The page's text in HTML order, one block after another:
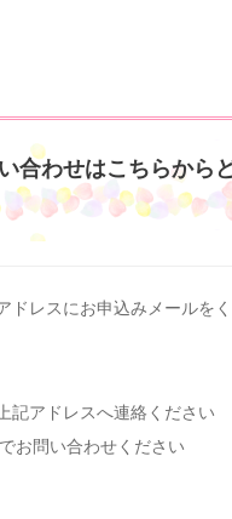
合わせはこちらから
ドレスにお申込みメールを
記アドレスへ連絡ください
問い合わせください